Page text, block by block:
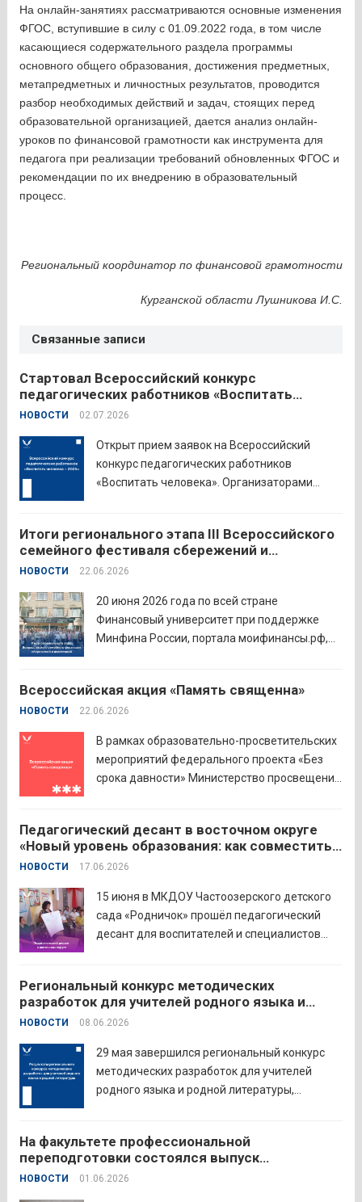
На онлайн-занятиях рассматриваются основные изменения
ФГОС, вступившие в силу с 01.09.2022 года, в том числе
касающиеся содержательного раздела программы
основного общего образования, достижения предметных,
метапредметных и личностных результатов, проводится
разбор необходимых действий и задач, стоящих перед
образовательной организацией, дается анализ онлайн-
уроков по финансовой грамотности как инструмента для
педагога при реализации требований обновленных ФГОС и
рекомендации по их внедрению в образовательный
процесс.
Региональный координатор по финансовой грамотности
Курганской области Лушникова И.С.
Связанные записи
Стартовал Всероссийский конкурс
педагогических работников «Воспитать
человека – 2026»
НОВОСТИ 02.07.2026
Открыт прием заявок на Всероссийский
конкурс педагогических работников
«Воспитать человека». Организаторами
Институт изучения детства, семьи и
воспитания и Российский детско-юношеский
центр. Прием заявок пройдет до 26 июля
включительно. Участниками конкурса могут
стать педагоги детских...
Итоги регионального этапа III Всероссийского
семейного фестиваля сбережений и
инвестиций
НОВОСТИ 22.06.2026
20 июня 2026 года по всей стране
Финансовый университет при поддержке
Минфина России, портала моифинансы.рф,
семейного фестиваля сбережений и
инвестиций. В Курганской области
филиал Финуниверситета. 16 семей-
победителей... Читать дальше
Всероссийская акция «Память священна»
НОВОСТИ 22.06.2026
В рамках образовательно-просветительских
мероприятий федерального проекта «Без
срока давности» Министерство просвещения
проводят всероссийскую акцию «Память
священна». 22 июня 2026 года Россия
отмечает 85-ю годовщину начала Великой
Отечественной войны. Просим на страницах
школ в...
Педагогический десант в восточном округе
«Новый уровень образования: как совместить
качество и эффективность»
НОВОСТИ 17.06.2026
15 июня в МКДОУ Частоозерского детского
сада «Родничок» прошёл педагогический
десант для воспитателей и специалистов
педагогов восточного округа для повышения
профессиональных компетенций и
знакомства с актуальными подходами к
работе с детьми....
Региональный конкурс методических
разработок для учителей родного языка и
родной литературы
НОВОСТИ 08.06.2026
29 мая завершился региональный конкурс
методических разработок для учителей
родного языка и родной литературы,
инновационными подходами в
преподавании родного языка и родной
литературы. Цели конкурса: — выявление и
На факультете профессиональной
переподготовки состоялся выпуск
слушателей отделения «Психология»
НОВОСТИ 01.06.2026